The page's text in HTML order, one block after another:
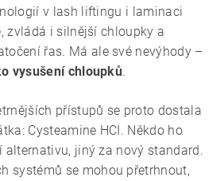
v lash liftingu i laminaci
zvládá i silnější chloupky a
řas. Má ale své nevýhody –
vysušení chloupků.
přístupů se proto dostala
Cysteamine HCI. Někdo ho
alternativu, jiný za nový standard.
systémů se mohou přetrhnout,